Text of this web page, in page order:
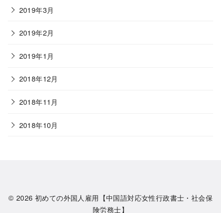
2019年3月
2019年2月
2019年1月
2018年12月
2018年11月
2018年10月
© 2026 初めての外国人雇用【中国語対応女性行政書士・社会保
険労務士】